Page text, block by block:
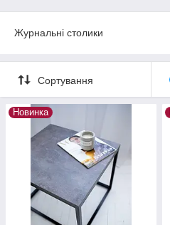
Журнальні столики
Сортування
Новинка